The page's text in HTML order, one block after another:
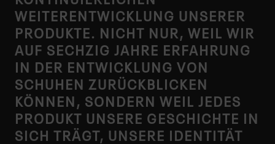
WEITERENTWICKLUNG UNSERER
PRODUKTE. NICHT NUR, WEIL WIR
AUF SECHZIG JAHRE ERFAHRUNG
IN DER ENTWICKLUNG VON
SCHUHEN ZURÜCKBLICKEN
KÖNNEN, SONDERN WEIL JEDES
PRODUKT UNSERE GESCHICHTE IN
SICH TRÄGT, UNSERE IDENTITÄT